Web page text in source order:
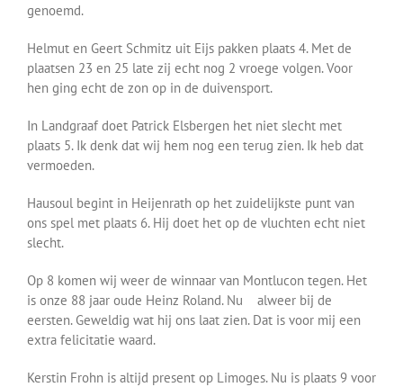
genoemd.
Helmut en Geert Schmitz uit Eijs pakken plaats 4. Met de
plaatsen 23 en 25 late zij echt nog 2 vroege volgen. Voor
hen ging echt de zon op in de duivensport.
In Landgraaf doet Patrick Elsbergen het niet slecht met
plaats 5. Ik denk dat wij hem nog een terug zien. Ik heb dat
vermoeden.
Hausoul begint in Heijenrath op het zuidelijkste punt van
ons spel met plaats 6. Hij doet het op de vluchten echt niet
slecht.
Op 8 komen wij weer de winnaar van Montlucon tegen. Het
is onze 88 jaar oude Heinz Roland. Nu alweer bij de
eersten. Geweldig wat hij ons laat zien. Dat is voor mij een
extra felicitatie waard.
Kerstin Frohn is altijd present op Limoges. Nu is plaats 9 voor